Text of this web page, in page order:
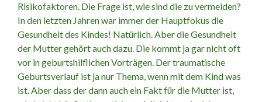
Risikofaktoren. Die Frage ist, wie sind die zu vermeiden?
In den letzten Jahren war immer der Hauptfokus die
Gesundheit des Kindes! Natürlich. Aber die Gesundheit
der Mutter gehört auch dazu. Die kommt ja gar nicht oft
vor in geburtshilflichen Vorträgen. Der traumatische
Geburtsverlauf ist ja nur Thema, wenn mit dem Kind was
ist. Aber dass der dann auch ein Fakt für die Mutter ist,